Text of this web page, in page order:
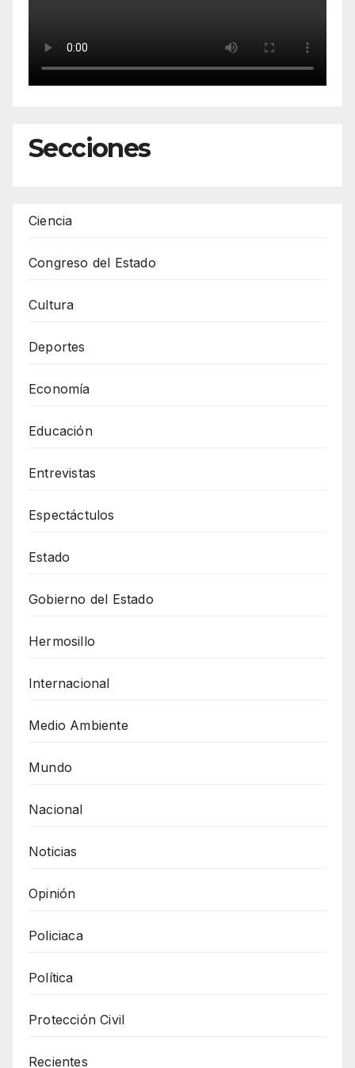
Secciones
Ciencia
Congreso del Estado
Cultura
Deportes
Economía
Educación
Entrevistas
Espectáctulos
Estado
Gobierno del Estado
Hermosillo
Internacional
Medio Ambiente
Mundo
Nacional
Noticias
Opinión
Policiaca
Política
Protección Civil
Recientes